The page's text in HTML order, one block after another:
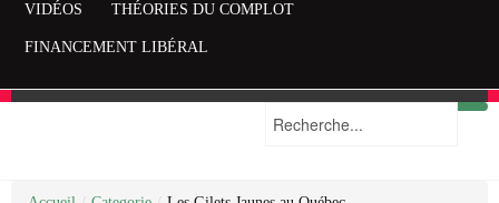
VIDÉOS THÉORIES DU COMPLOT
FINANCEMENT LIBÉRAL